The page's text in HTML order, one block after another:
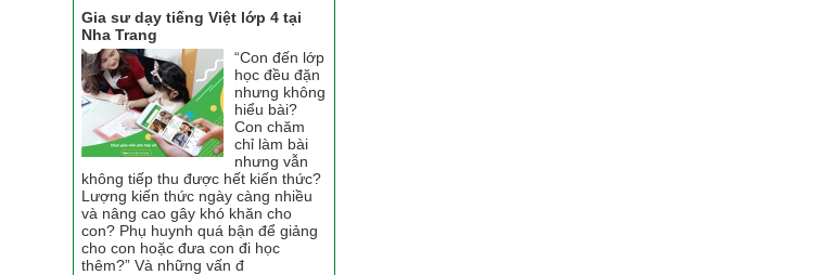
Gia sư dạy tiếng Việt lớp 4 tại
Nha Trang
“Con đến lớp
học đều đặn
nhưng không
hiểu bài?
Con chăm
chỉ làm bài
nhưng vẫn
không tiếp thu được hết kiến thức?
Lượng kiến thức ngày càng nhiều
và nâng cao gây khó khăn cho
con? Phụ huynh quá bận để giảng
cho con hoặc đưa con đi học
thêm?” Và những vấn đ